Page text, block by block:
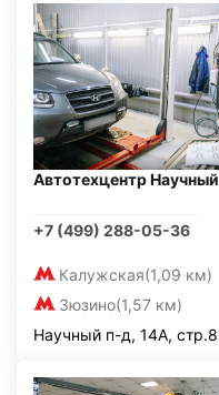
Автотехцентр Научный
+7 (499) 288-05-36
Калужская(1,09 км)
Зюзино(1,57 км)
Научный п-д, 14А, стр.8